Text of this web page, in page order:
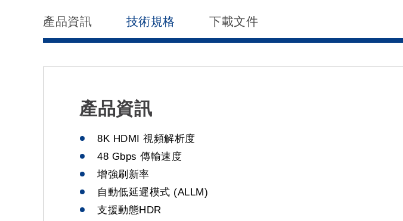
產品資訊 技術規格 下載文件
產品資訊
8K HDMI 視頻解析度
48 Gbps 傳輸速度
增強刷新率
自動低延遲模式 (ALLM)
支援動態HDR